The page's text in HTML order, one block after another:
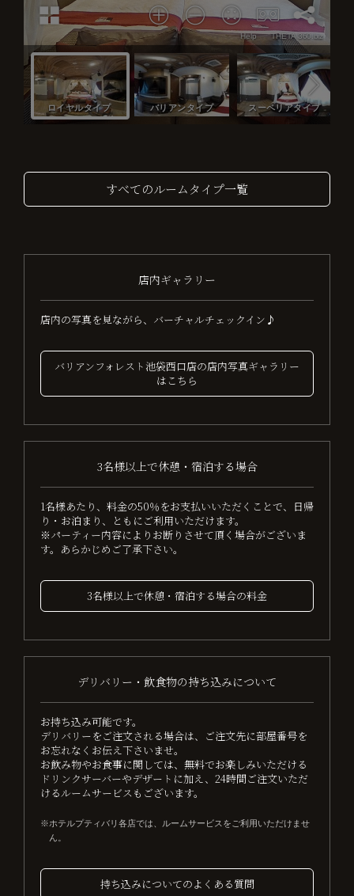
すべてのルームタイプ一覧
店内ギャラリー
店内の写真を見ながら、バーチャルチェックイン♪
バリアンフォレスト池袋西口店の店内写真ギャラリー
はこちら
3名様以上で休憩・宿泊する場合
1名様あたり、料金の50％をお支払いいただくことで、日帰
り・お泊まり、ともにご利用いただけます。
※パーティー内容によりお断りさせて頂く場合がございま
す。あらかじめご了承下さい。
3名様以上で休憩・宿泊する場合の料金
デリバリー・飲食物の持ち込みについて
お持ち込み可能です。
デリバリーをご注文される場合は、ご注文先に部屋番号を
お忘れなくお伝え下さいませ。
お飲み物やお食事に関しては、無料でお楽しみいただける
ドリンクサーバーやデザートに加え、24時間ご注文いただ
けるルームサービスもございます。
ホテルプティバリ各店では、ルームサービスをご利用いただけませ
ん。
持ち込みについてのよくある質問